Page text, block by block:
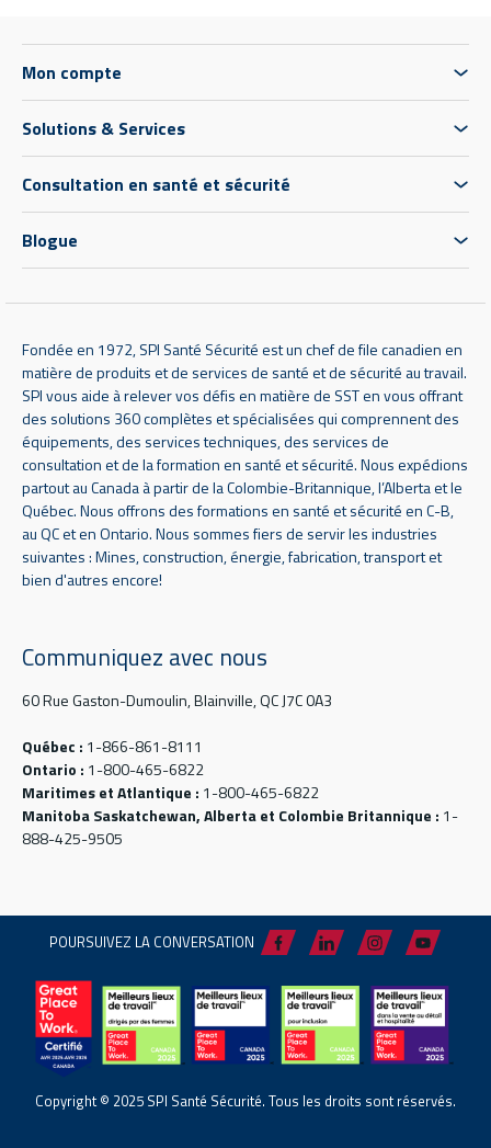
Mon compte
Solutions & Services
Consultation en santé et sécurité
Blogue
Fondée en 1972, SPI Santé Sécurité est un chef de file canadien en
matière de produits et de services de santé et de sécurité au travail.
SPI vous aide à relever vos défis en matière de SST en vous offrant
des solutions 360 complètes et spécialisées qui comprennent des
équipements, des services techniques, des services de
consultation et de la formation en santé et sécurité. Nous expédions
partout au Canada à partir de la Colombie-Britannique, l’Alberta et le
Québec. Nous offrons des formations en santé et sécurité en C-B,
au QC et en Ontario. Nous sommes fiers de servir les industries
suivantes : Mines, construction, énergie, fabrication, transport et
bien d'autres encore!
Communiquez avec nous
60 Rue Gaston-Dumoulin, Blainville, QC J7C 0A3
Québec : 1-866-861-8111
Ontario : 1-800-465-6822
Maritimes et Atlantique : 1-800-465-6822
Manitoba Saskatchewan, Alberta et Colombie Britannique : 1-
888-425-9505
POURSUIVEZ LA CONVERSATION
Copyright © 2025 SPI Santé Sécurité. Tous les droits sont réservés.